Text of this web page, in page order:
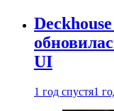
UI
1 год спустя1